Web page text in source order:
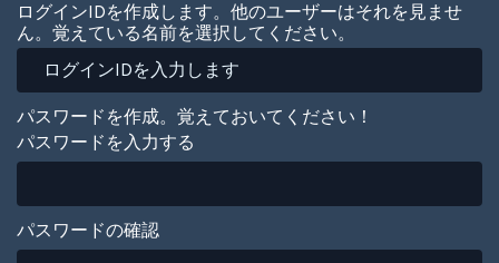
ログインIDを作成します。他のユーザーはそれを見ませ
ん。覚えている名前を選択してください。
パスワードを作成。覚えておいてください！
パスワードを入力する
パスワードの確認